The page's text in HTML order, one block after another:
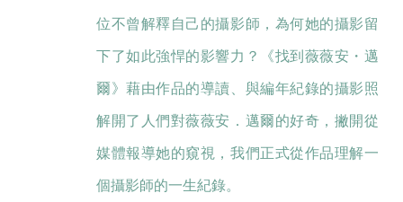
位不曾解釋自己的攝影師，為何她的攝影留
下了如此強悍的影響力？《找到薇薇安・邁
爾》藉由作品的導讀、與編年紀錄的攝影照
解開了人們對薇薇安．邁爾的好奇，撇開從
媒體報導她的窺視，我們正式從作品理解一
個攝影師的一生紀錄。